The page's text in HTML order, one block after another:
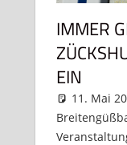
IMMER
EIN
11. Mai